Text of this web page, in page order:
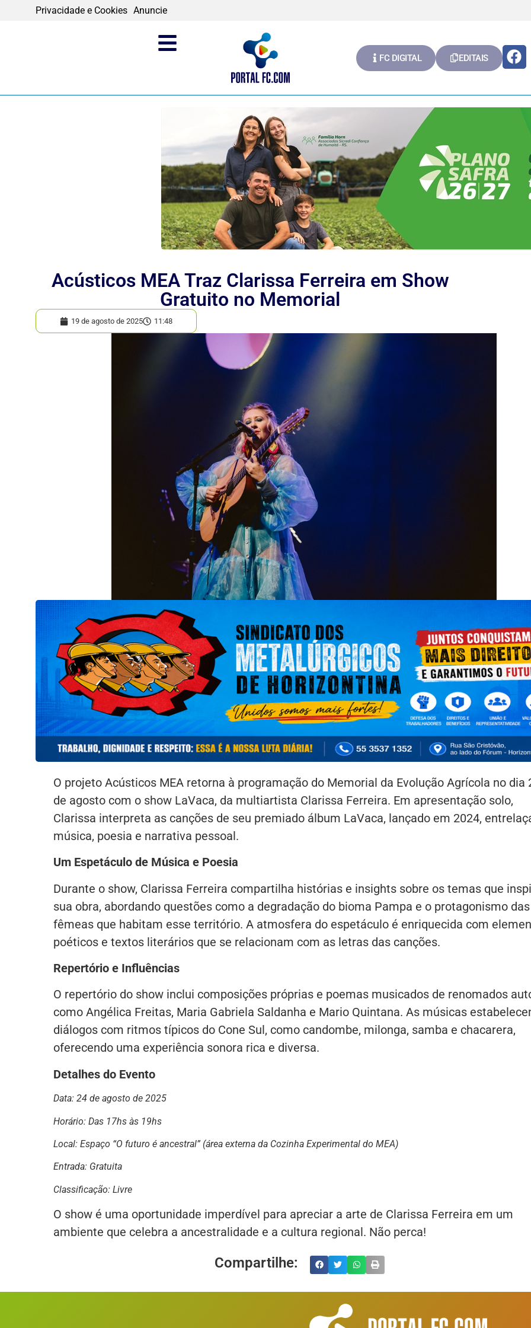
Privacidade e Cookies Anuncie
FC DIGITAL EDITAIS
Acústicos MEA Traz Clarissa Ferreira em Show
Gratuito no Memorial
19 de agosto de 2025 11:48
O projeto Acústicos MEA retorna à programação do Memorial da Evolução Agrícola no dia
de agosto com o show LaVaca, da multiartista Clarissa Ferreira. Em apresentação solo,
Clarissa interpreta as canções de seu premiado álbum LaVaca, lançado em 2024,
música, poesia e narrativa pessoal.
Um Espetáculo de Música e Poesia
Durante o show, Clarissa Ferreira compartilha histórias e insights sobre os temas que
sua obra, abordando questões como a degradação do bioma Pampa e o protagonismo das
fêmeas que habitam esse território. A atmosfera do espetáculo é enriquecida com
poéticos e textos literários que se relacionam com as letras das canções.
Repertório e Influências
O repertório do show inclui composições próprias e poemas musicados de renomados
como Angélica Freitas, Maria Gabriela Saldanha e Mario Quintana. As músicas
diálogos com ritmos típicos do Cone Sul, como candombe, milonga, samba e chacarera,
oferecendo uma experiência sonora rica e diversa.
Detalhes do Evento
Data: 24 de agosto de 2025
Horário: Das 17hs às 19hs
Local: Espaço “O futuro é ancestral” (área externa da Cozinha Experimental do MEA)
Entrada: Gratuita
Classificação: Livre
O show é uma oportunidade imperdível para apreciar a arte de Clarissa Ferreira em um
ambiente que celebra a ancestralidade e a cultura regional. Não perca!
Compartilhe: